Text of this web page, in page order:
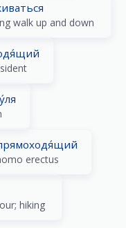
walk up and down
erectus
hiking